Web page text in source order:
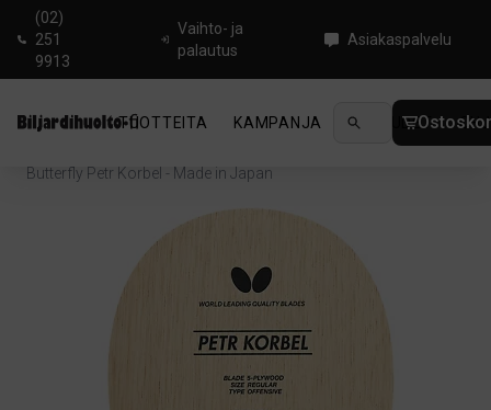
(02)
251
9913
Vaihto- ja
palautus
Asiakaspalvelu
TUOTTEITA KAMPANJA UUTUUDET
Butterfly Petr Korbel - Made in Japan